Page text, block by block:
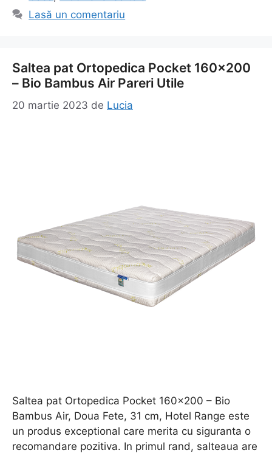
Lasă un comentariu
Saltea pat Ortopedica Pocket 160×200
– Bio Bambus Air Pareri Utile
20 martie 2023 de Lucia
Saltea pat Ortopedica Pocket 160×200 – Bio
Bambus Air, Doua Fete, 31 cm, Hotel Range este
un produs exceptional care merita cu siguranta o
recomandare pozitiva. In primul rand, salteaua are